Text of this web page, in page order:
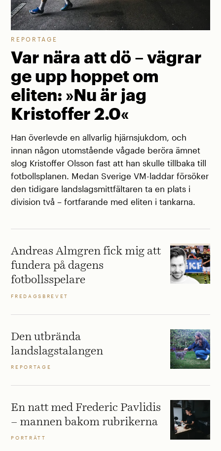
REPORTAGE
Var nära att dö – vägrar
ge upp hoppet om
eliten: »Nu är jag
Kristoffer 2.0«
Han överlevde en allvarlig hjärnsjukdom, och
innan någon utomstående vågade beröra ämnet
slog Kristoffer Olsson fast att han skulle tillbaka till
fotbollsplanen. Medan Sverige VM-laddar försöker
den tidigare landslagsmittfältaren ta en plats i
division två – fortfarande med eliten i tankarna.
Andreas Almgren fick mig att
fundera på dagens
fotbollsspelare
FREDAGSBREVET
Den utbrända
landslagstalangen
REPORTAGE
En natt med Frederic Pavlidis
– mannen bakom rubrikerna
PORTRÄTT